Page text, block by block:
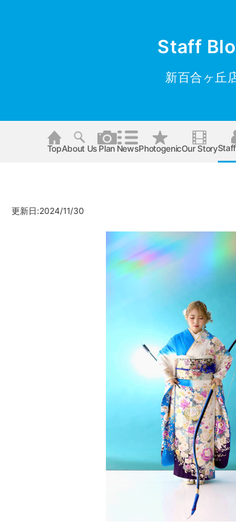
Staff
新百合ヶ丘
TopAbout Us Plan NewsPhotogenicOur Story
更新日:2024/11/30